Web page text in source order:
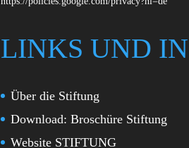
LINKS UND
Über die Stiftung
Download: Broschüre Stiftung
Website STIFTUNG